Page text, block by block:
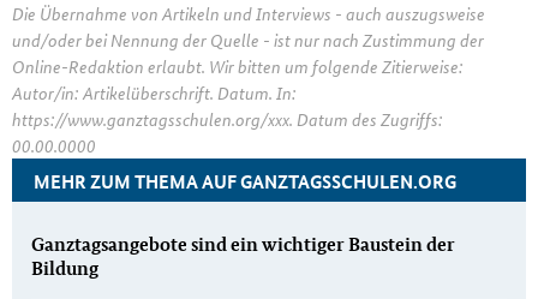
Die Übernahme von Artikeln und Interviews - auch auszugsweise
und/oder bei Nennung der Quelle - ist nur nach Zustimmung der
Online-Redaktion erlaubt. Wir bitten um folgende Zitierweise:
Autor/in: Artikelüberschrift. Datum. In:
https://www.ganztagsschulen.org/xxx. Datum des Zugriffs:
00.00.0000
MEHR ZUM THEMA AUF GANZTAGSSCHULEN.ORG
Ganztagsangebote sind ein wichtiger Baustein der
Bildung